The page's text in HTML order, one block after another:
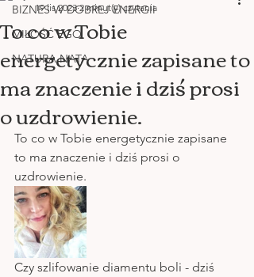
BIZNES W DOBREJ ENERGII
MIŁOŚĆ EGO
NATURA NATA
To co w Tobie
energetycznie zapisane to
ma znaczenie i dziś prosi
o uzdrowienie.
19 lis 2023 2 minut(y) czytania
To co w Tobie energetycznie zapisane
to ma znaczenie i dziś prosi o
uzdrowienie.
Czy szlifowanie diamentu boli - dziś